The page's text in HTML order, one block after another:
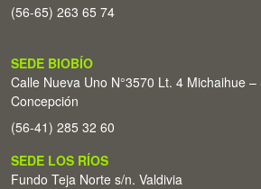
(56-65) 263 65 74
SEDE BIOBÍO
Calle Nueva Uno N°3570 Lt. 4 Michaihue
Concepción
(56-41) 285 32 60
SEDE LOS RÍOS
Fundo Teja Norte s/n. Valdivia